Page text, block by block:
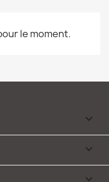
le moment.


